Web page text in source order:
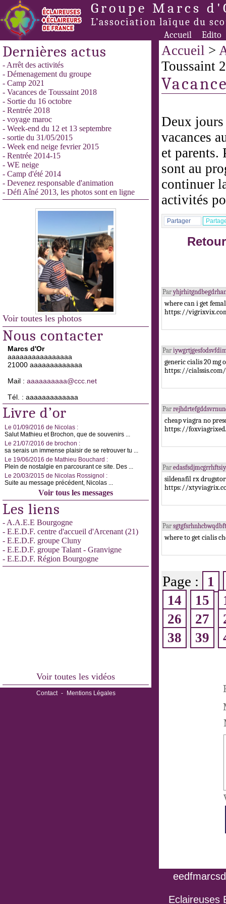
Groupe Marcs
L’association laïque du
Accueil Edito
Dernières actus
- Arrêt des activités
- Démenagement du groupe
- Camp 2021
- Vacances de Toussaint 2018
- Sortie du 16 octobre
- Rentrée 2018
- voyage maroc
- Week-end du 12 et 13 septembre
- sortie du 31/05/2015
- Week end neige fevrier 2015
- Rentrée 2014-15
- WE neige
- Camp d'été 2014
- Devenez responsable d'animation
- Défi Aîné 2013, les photos sont en ligne
Voir toutes les photos
Nous contacter
Marcs d'Or
aaaaaaaaaaaaaaaa
21000 aaaaaaaaaaaaa
Mail : aaaaaaaaaa@ccc.net
Tél. : aaaaaaaaaaaaa
Livre d’or
Le 01/09/2016 de Nicolas :
Salut Mathieu et Brochon, que de souvenirs ...
Le 21/07/2016 de brochon :
sa serais un immense plaisir de se retrouver tu ...
Le 19/06/2016 de Mathieu Bouchard :
Plein de nostalgie en parcourant ce site. Des ...
Le 20/03/2015 de Nicolas Rossignol :
Suite au message précédent, Nicolas ...
Voir tous les messages
Les liens
- A.A.E.E Bourgogne
- E.E.D.F. centre d'accueil d'Arcenant (21)
- E.E.D.F. groupe Cluny
- E.E.D.F. groupe Talant - Granvigne
- E.E.D.F. Région Bourgogne
Voir toutes les vidéos
Contact - Mentions Légales
Accueil >
Toussaint
Deux jours
vacances
et parents.
sont au
continuer
activités
Partager
Par
where can i get
https://
Par
generic cialis 20
https://cialssis.com/
Par
cheap viagra no
https://
Par
sildenafil rx
https://
Par
where to get cialis
Page :
1
14
15
26
27
38
39
Eclaireuses